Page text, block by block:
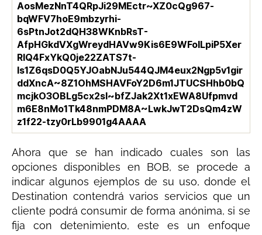
AosMezNnT4QRpJi29MEctr~XZ0cQg967-
bqWFV7hoE9mbzyrhi-
6sPtnJot2dQH38WKnbRsT-
AfpHGkdVXgWreydHAVw9Kis6E9WFoILpiP5Xer
RIQ4FxYkQ0je22ZATS7t-
Is1Z6qsD0Q5YJOabNJu544QJM4eux2Ngp5v1gir
ddXncA~8Z1OhMSHAVFoY2D6m1JTUCSHhb0bQ
mcjkO3OBLg5cx2sI~bfZJak2Xt1xEWA8Ufpmvd
m6E8nMo1Tk48nmPDM8A~LwkJwT2DsQm4zW
z1f22-tzy0rLb9901g4AAAA
Ahora que se han indicado cuales son las
opciones disponibles en BOB, se procede a
indicar algunos ejemplos de su uso, donde el
Destination contendrá varios servicios que un
cliente podrá consumir de forma anónima, si se
fija con detenimiento, este es un enfoque